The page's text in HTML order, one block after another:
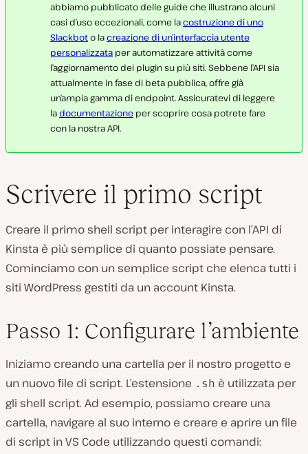
abbiamo pubblicato delle guide che illustrano alcuni
casi d’uso eccezionali, come lacostruzione di uno
Slackboto lacreazione di un’interfaccia utente
personalizzata per automatizzare attività come
l’aggiornamento dei plugin su più siti. Sebbene l’API sia
attualmente in fase di beta pubblica, offre già
un’ampia gamma di endpoint. Assicuratevi di leggere
ladocumentazione per scoprire cosa potrete fare
con la nostra API.
Scrivere il primo script
Creare il primo shell script per interagire con l’API di
Kinsta è più semplice di quanto possiate pensare.
Cominciamo con un semplice script che elenca tutti i
siti WordPress gestiti da un account Kinsta.
Passo 1: Configurare l’ambiente
Iniziamo creando una cartella per il nostro progetto e
un nuovo file di script. L’estensione .sh è utilizzata per
gli shell script. Ad esempio, possiamo creare una
cartella, navigare al suo interno e creare e aprire un file
di script in VS Code utilizzando questi comandi: